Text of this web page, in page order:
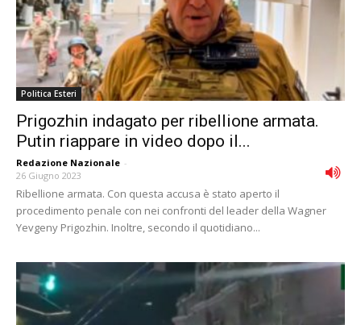
Politica Esteri
Prigozhin indagato per ribellione armata.
Putin riappare in video dopo il...
Redazione Nazionale -
26 Giugno 2023
Ribellione armata. Con questa accusa è stato aperto il
procedimento penale con nei confronti del leader della Wagner
Yevgeny Prigozhin. Inoltre, secondo il quotidiano...